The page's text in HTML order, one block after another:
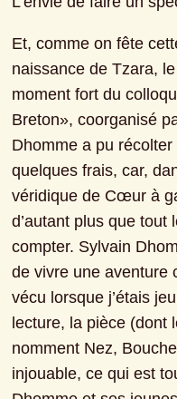
Et, comme on fête
naissance de Tzara,
moment fort du
Breton», coorganisé
Dhomme a pu
quelques frais, car,
véridique de Cœur à
d’autant plus que tout
compter. Sylvain
de vivre une aventure
vécu lorsque j’étais
lecture, la pièce (dont
nomment Nez,
injouable, ce qui est